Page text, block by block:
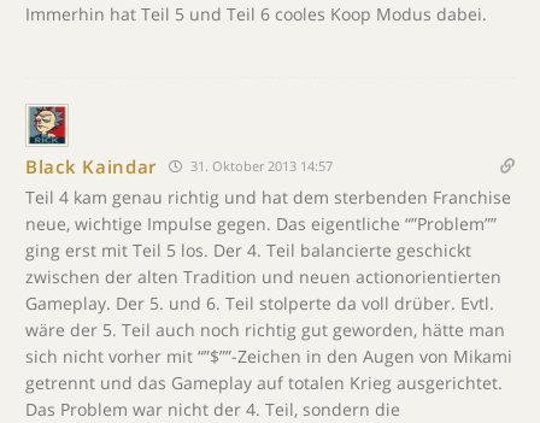
Immerhin hat Teil 5 und Teil 6 cooles Koop Modus dabei.
Black Kaindar 31. Oktober 2013 14:57
Teil 4 kam genau richtig und hat dem sterbenden Franchise
neue, wichtige Impulse gegen. Das eigentliche “”Problem””
ging erst mit Teil 5 los. Der 4. Teil balancierte geschickt
zwischen der alten Tradition und neuen actionorientierten
Gameplay. Der 5. und 6. Teil stolperte da voll drüber. Evtl.
wäre der 5. Teil auch noch richtig gut geworden, hätte man
sich nicht vorher mit “”$””-Zeichen in den Augen von Mikami
getrennt und das Gameplay auf totalen Krieg ausgerichtet.
Das Problem war nicht der 4. Teil, sondern die